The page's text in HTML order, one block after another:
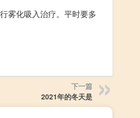
雾化吸入治疗。平时要多
下一篇
2021年的冬天是